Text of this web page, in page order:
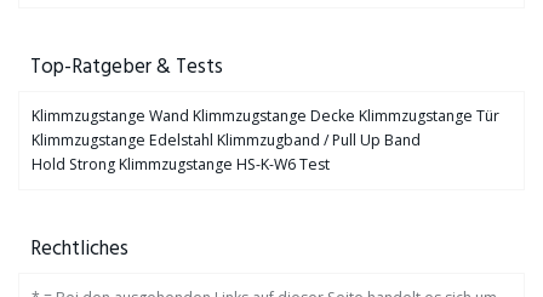
Top-Ratgeber & Tests
Klimmzugstange Wand Klimmzugstange Decke Klimmzugstange Tür
Klimmzugstange Edelstahl Klimmzugband / Pull Up Band
Hold Strong Klimmzugstange HS-K-W6 Test
Rechtliches